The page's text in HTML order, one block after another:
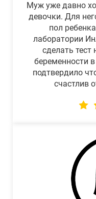
Муж уже давно
девочки. Для
пол
лаборатории
сделать тест
беременности
подтвердило
счастлив